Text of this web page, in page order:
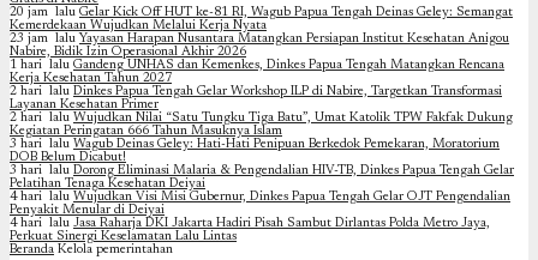
20 jam lalu Gelar Kick Off HUT ke-81 RI, Wagub Papua Tengah Deinas Geley: Semangat
Kemerdekaan Wujudkan Melalui Kerja Nyata
23 jam lalu Yayasan Harapan Nusantara Matangkan Persiapan Institut Kesehatan Anigou
Nabire, Bidik Izin Operasional Akhir 2026
1 hari lalu Gandeng UNHAS dan Kemenkes, Dinkes Papua Tengah Matangkan Rencana
Kerja Kesehatan Tahun 2027
2 hari lalu Dinkes Papua Tengah Gelar Workshop ILP di Nabire, Targetkan Transformasi
Layanan Kesehatan Primer
2 hari lalu Wujudkan Nilai “Satu Tungku Tiga Batu”, Umat Katolik TPW Fakfak Dukung
Kegiatan Peringatan 666 Tahun Masuknya Islam
3 hari lalu Wagub Deinas Geley: Hati-Hati Penipuan Berkedok Pemekaran, Moratorium
DOB Belum Dicabut!
3 hari lalu Dorong Eliminasi Malaria & Pengendalian HIV-TB, Dinkes Papua Tengah Gelar
Pelatihan Tenaga Kesehatan Deiyai
4 hari lalu Wujudkan Visi Misi Gubernur, Dinkes Papua Tengah Gelar OJT Pengendalian
Penyakit Menular di Deiyai
4 hari lalu Jasa Raharja DKI Jakarta Hadiri Pisah Sambut Dirlantas Polda Metro Jaya,
Perkuat Sinergi Keselamatan Lalu Lintas
Beranda Kelola pemerintahan